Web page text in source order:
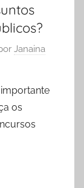
Janaina
os